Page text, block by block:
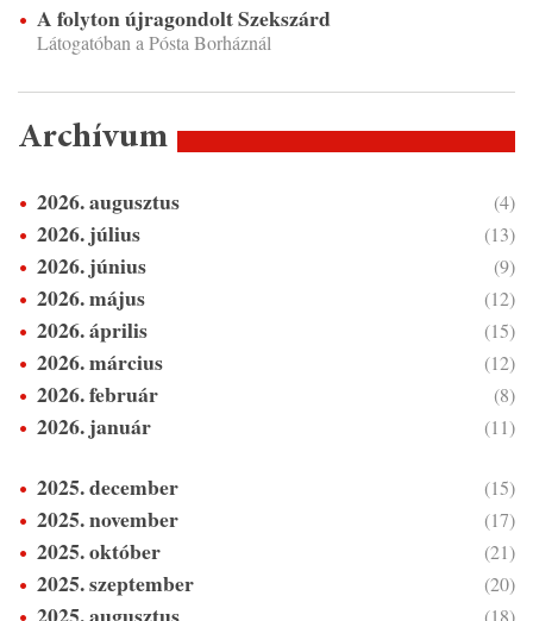
A folyton újragondolt Szekszárd
Látogatóban a Pósta Borháznál
Archívum
2026. augusztus (4)
2026. július (13)
2026. június (9)
2026. május (12)
2026. április (15)
2026. március (12)
2026. február (8)
2026. január (11)
2025. december (15)
2025. november (17)
2025. október (21)
2025. szeptember (20)
(18)